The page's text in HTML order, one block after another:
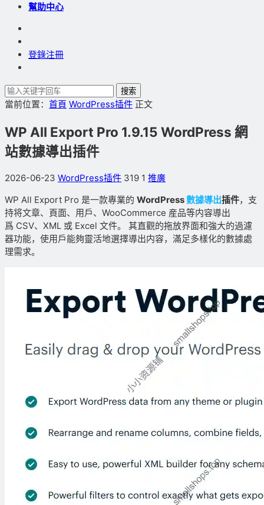
幫助中心
登錄注冊
搜索
當前位置： 首頁 WordPress插件 正文
WP All Export Pro 1.9.15 WordPress 網
站數據導出插件
2026-06-23 WordPress插件 319 1 推廣
WP All Export Pro 是一款專業的 WordPress數據導出插件，支
持将文章、頁面、用戶、WooCommerce 産品等内容導出
爲 CSV、XML 或 Excel 文件。 其直觀的拖放界面和強大的過濾
器功能，使用戶能夠靈活地選擇導出内容，滿足多樣化的數據處
理需求。